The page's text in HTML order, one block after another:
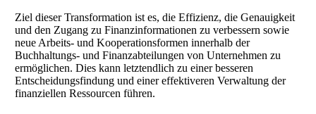
Ziel dieser Transformation ist es, die Effizienz, die Genauigkeit
und den Zugang zu Finanzinformationen zu verbessern sowie
neue Arbeits- und Kooperationsformen innerhalb der
Buchhaltungs- und Finanzabteilungen von Unternehmen zu
ermöglichen. Dies kann letztendlich zu einer besseren
Entscheidungsfindung und einer effektiveren Verwaltung der
finanziellen Ressourcen führen.